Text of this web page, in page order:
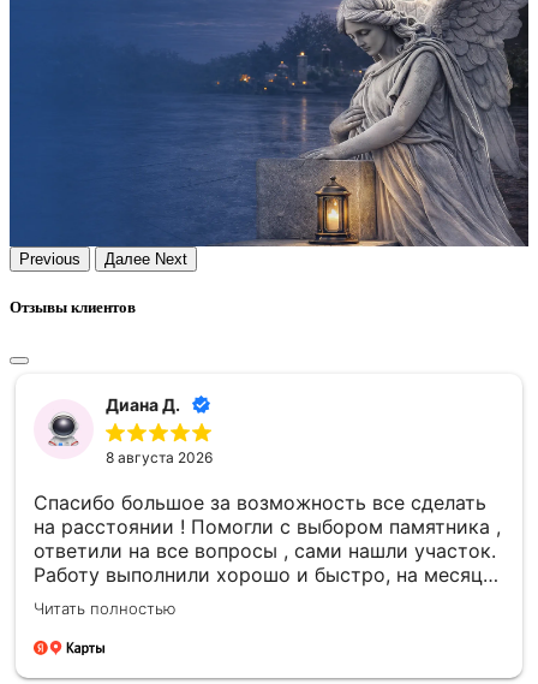
Previous Далее Next
Отзывы клиентов
Диана Д.
8 августа 2026
Спасибо большое за возможность все сделать
на расстоянии ! Помогли с выбором памятника ,
ответили на все вопросы , сами нашли участок.
Работу выполнили хорошо и быстро, на месяц
раньше даты в договоре. Ничего не навязывали
, сумма НЕ увеличилась в итоге - все честно.
Читать полностью